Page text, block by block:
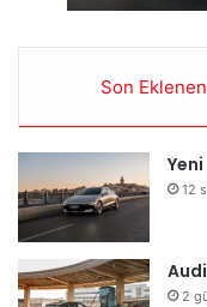
Son Eklenen
12
2